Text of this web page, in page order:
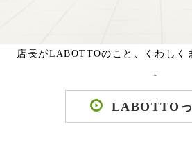
店長がLABOTTOのこと、くわしく
↓
LABOTTO